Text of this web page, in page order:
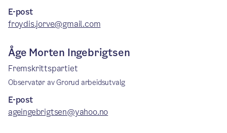
E-post
froydis.jorve@gmail.com
Åge Morten Ingebrigtsen
Fremskrittspartiet
Observatør av Grorud arbeidsutvalg
E-post
ageingebrigtsen@yahoo.no